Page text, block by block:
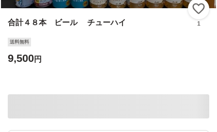
合計４８本 ビール チューハイ 1
送料無料
9,500円